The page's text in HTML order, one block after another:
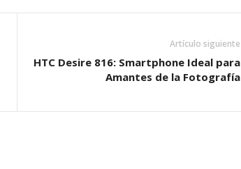
Artículo siguiente
HTC Desire 816: Smartphone Ideal para
Amantes de la Fotografía